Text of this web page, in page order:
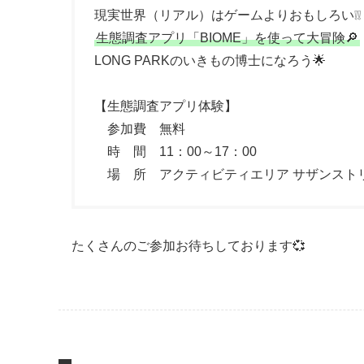
現実世界（リアル）はゲームよりおもしろい❕❕
生態調査アプリ「BIOME」を使って大冒険🔎
LONG PARKのいきもの博士になろう🌟
【生態調査アプリ体験】
参加費 無料
時 間 11：00～17：00
場 所 アクティビティエリア サザンスト
たくさんのご参加お待ちしております💞